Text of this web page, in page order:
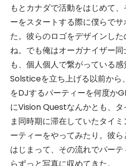
もとカナダで活動をはじめて
ーをスタートする際に僕らで
た。彼らのロゴをデザインし
ね。でも俺はオーガナイザー
も、個人個人で繋がっている
Solsticeを立ち上げる以前から
をDJするパーティーを何度か
にVision Questなんかとも、
ま同時期に滞在していたタイ
ーティーをやってみたり。彼
はじまって、その流れでパー